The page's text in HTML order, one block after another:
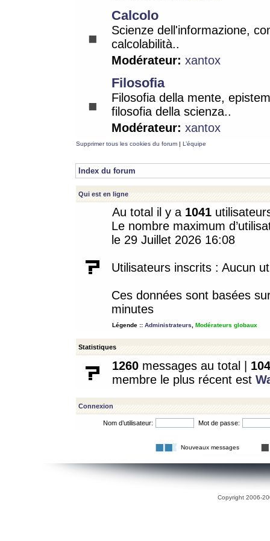
Calcolo
Scienze dell'informazione,
calcolabilità..
Modérateur: xantox
Filosofia
Filosofia della mente,
filosofia della scienza..
Modérateur: xantox
Supprimer tous les cookies du forum | L’équipe
Index du forum
Qui est en ligne
Au total il y a 1041
Le nombre maximum
le 29 Juillet 2026 16:08
Utilisateurs inscrits : Aucun
Ces données sont basées
minutes
Légende :: Administrateurs Modérateurs globaux
Statistiques
1260 messages au total | 104
membre le plus récent est
Connexion
Nom d’utilisateur: Mot de passe:
Nouveaux messages
Copyright 2006-